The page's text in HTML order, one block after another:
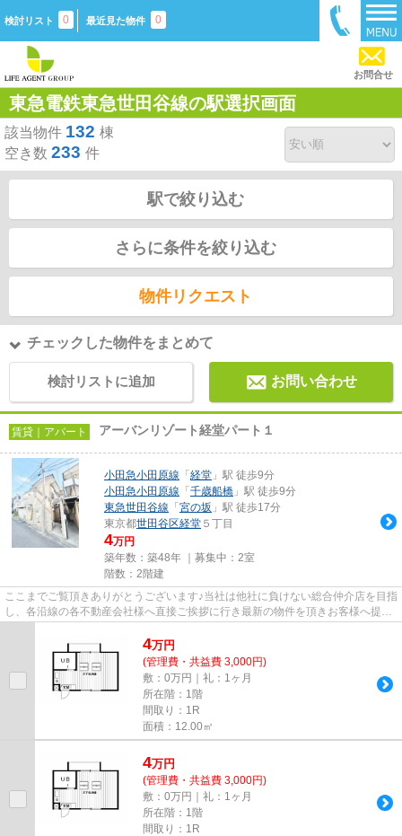
検討リスト 0 最近見た物件 0
お問合せ
東急電鉄東急世田谷線の駅選択画面
該当物件 132 棟
空き数 233 件
駅で絞り込む
さらに条件を絞り込む
物件リクエスト
チェックした物件をまとめて
検討リストに追加 お問い合わせ
賃貸｜アパート アーバンリゾート経堂パート１
小田急小田原線 「 経堂 」駅 徒歩9分
小田急小田原線 「 千歳船橋 」駅 徒歩9分
東急世田谷線 「 宮の坂 」駅 徒歩17分
東京都世田谷区経堂 ５丁目
4万円
築年数：築48年 ｜募集中： 2室
階数：2階建
ここまでご覧頂きありがとうございます♪当社は他社に負けない総合仲介店を目指
し、各沿線の各不動産会社様へ直接ご挨拶に行き最新の物件を頂きお客様へ提供
4万円
(管理費・共益費 3,000円)
敷：0万円｜礼：1ヶ月
所在階：1階
間取り：1R
面積：12.00㎡
4万円
(管理費・共益費 3,000円)
敷：0万円｜礼：1ヶ月
所在階：1階
間取り：1R